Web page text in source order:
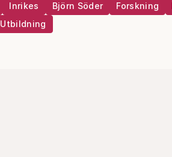
Inrikes Björn Söder Forskning
Utbildning